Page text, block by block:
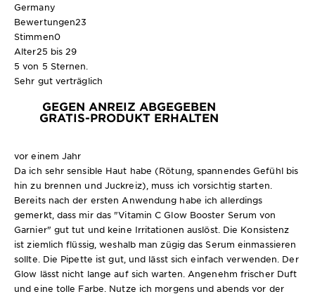
Germany
Bewertungen23
Stimmen0
Alter25 bis 29
5 von 5 Sternen.
Sehr gut verträglich
GEGEN ANREIZ ABGEGEBEN
GRATIS-PRODUKT ERHALTEN
vor einem Jahr
Da ich sehr sensible Haut habe (Rötung, spannendes Gefühl bis
hin zu brennen und Juckreiz), muss ich vorsichtig starten.
Bereits nach der ersten Anwendung habe ich allerdings
gemerkt, dass mir das "Vitamin C Glow Booster Serum von
Garnier" gut tut und keine Irritationen auslöst. Die Konsistenz
ist ziemlich flüssig, weshalb man zügig das Serum einmassieren
sollte. Die Pipette ist gut, und lässt sich einfach verwenden. Der
Glow lässt nicht lange auf sich warten. Angenehm frischer Duft
und eine tolle Farbe. Nutze ich morgens und abends vor der